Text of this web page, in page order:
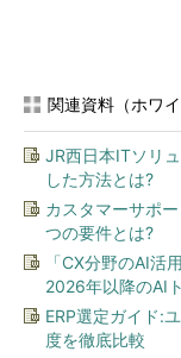
関連資料（ホワイ
JR西日本ITソリ
した方法とは?
カスタマーサポ
つの要件とは?
「CX分野のAI活
2026年以降のAI
ERP選定ガイド:
度を徹底比較